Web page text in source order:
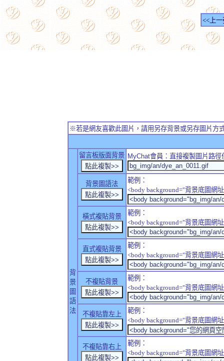
<<上一
※若是網友喜歡此圖片，請用另存背景或另存圖片方
背
景
圖
語
法
留言板版面背景 MyChat會員：直接複製圖片路
背景圖語法
範例：
<body background="背景底圖網
橫式複貼背景
範例：
<body background="背景底圖網
直式複貼背景
範例：
<body background="背景底圖網
不複貼背景
範例：
<body background="背景底圖網
不複貼靠左上
範例：
<body background="背景底圖網
不複貼靠右上
範例：
<body background="背景底圖網